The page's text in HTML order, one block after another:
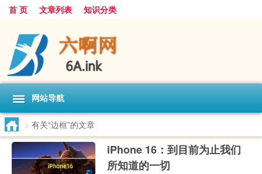
首 页 文章列表 知识分类
网站导航
> 有关“边框”的文章
iPhone 16：到目前为止我们
所知道的一切